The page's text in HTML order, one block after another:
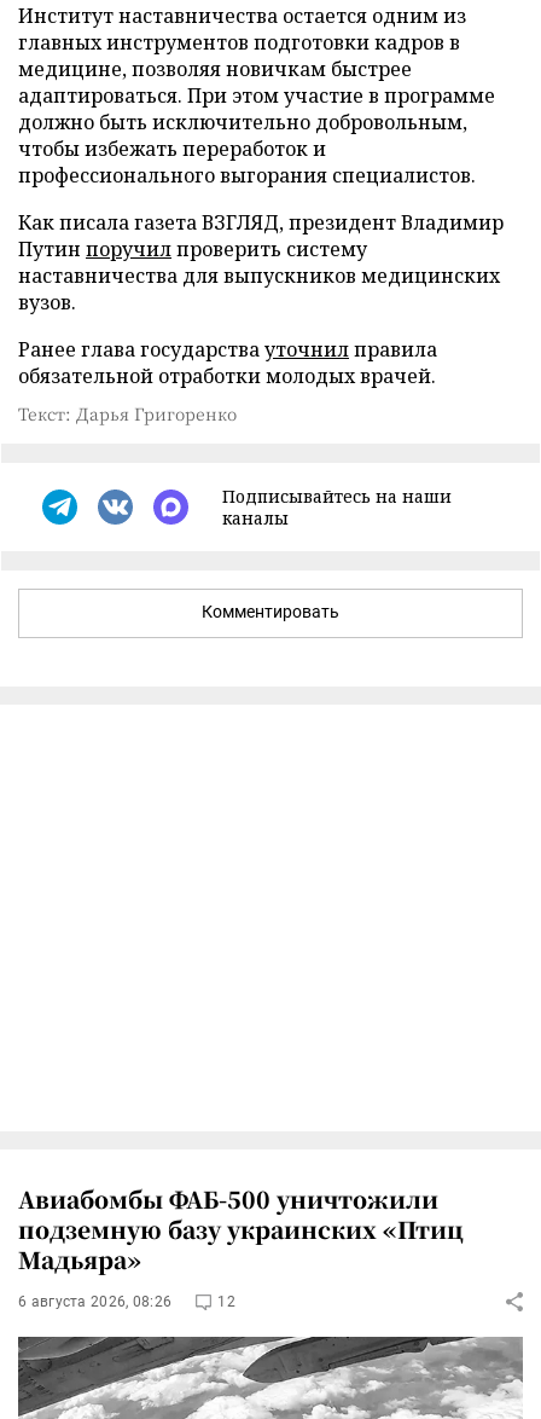
Институт наставничества остается одним из
главных инструментов подготовки кадров в
медицине, позволяя новичкам быстрее
адаптироваться. При этом участие в программе
должно быть исключительно добровольным,
чтобы избежать переработок и
профессионального выгорания специалистов.
Как писала газета ВЗГЛЯД, президент Владимир
Путин поручилпроверить систему
наставничества для выпускников медицинских
вузов.
Ранее глава государствауточнилправила
обязательной отработки молодых врачей.
Текст: Дарья Григоренко
Подписывайтесь на наши
каналы
Комментировать
Авиабомбы ФАБ-500 уничтожили
подземную базу украинских «Птиц
Мадьяра»
6 августа 2026, 08:26 12